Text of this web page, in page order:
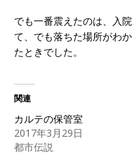
でも一番震えたのは、入
て、でも落ちた場所がわ
たときでした。
関連
カルテの保管室
2017年3月29日
都市伝説